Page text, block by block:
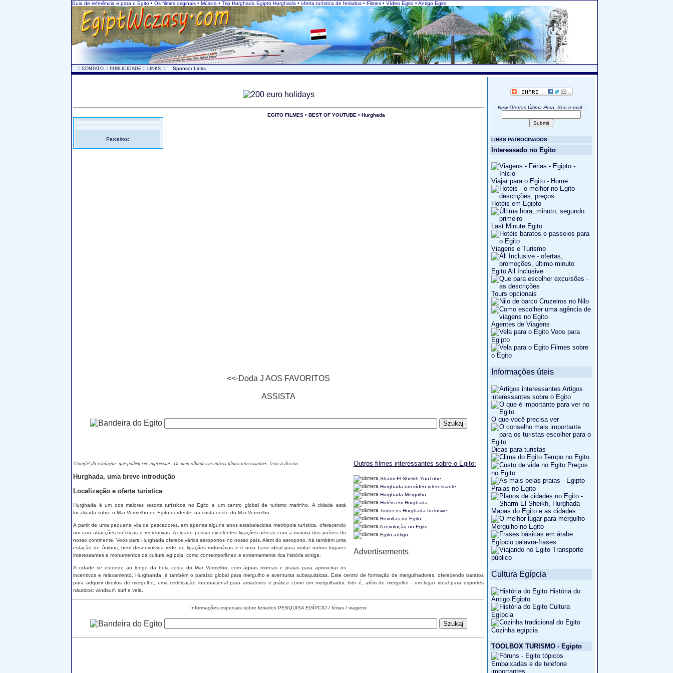
Guia de referência e para o Egito • Os filmes originais • Música • Trip Hurghada Egipto Hurghada • oferta turística de feriados • Filmes • Vídeo Egito • Antigo Egito
:: CONTATO :: PUBLICIDADE :: LINKS :: Sponsor Links
Parceiros:
EGITO FILMES • BEST OF YOUTUBE • Hurghada
<<-Doda J AOS FAVORITOS
ASSISTA
Outros filmes interessantes sobre o Egito:
Sharm-El-Sheikh YouTube
Hurghada um vídeo interessante
Hurghada Mergulho
Hotéis em Hurghada
Todos os Hurghada Inclusive
Revoltas no Egito
A revolução no Egito
Egito antigo
Advertisements
'Google' da tradução, que podem ser imprecisos. Dê uma olhada em outros filmes interessantes, lista à direita.
Hurghada, uma breve introdução
Localização e oferta turística
Hurghada é um dos maiores resorts turísticos no Egito e um centro global de turismo marinho. A cidade está
localizada sobre o Mar Vermelho no Egito nordeste, na costa oeste do Mar Vermelho.
A partir de uma pequena vila de pescadores, em apenas alguns anos estabelecidas metrópole turística, oferecendo
um raro atracções turísticas e recreativas. A cidade possui excelentes ligações aéreas com a maioria dos países do
nosso continente. Voos para Hurghada oferece vários aeroportos no nosso país. Além do aeroporto, há também uma
estação de ônibus, bem desenvolvida rede de ligações rodoviárias e é uma base ideal para visitar outros lugares
interessantes e monumentos da cultura egípcia, como contemporâneo e extremamente rica história antiga.
A cidade se estende ao longo da bela costa do Mar Vermelho, com águas mornas e praias para aproveitar os
incentivos e relaxamento, Hurghanda, é também o paraíso global para mergulho e aventuras subaquáticas. Este centro de formação de mergulhadores, oferecendo baratos
para adquirir direitos de mergulho, uma certificação internacional para amadores e prática como um mergulhador. Isto é, além de mergulho - um lugar ideal para esportes
náuticos: windsurf, surf e vela.
Informações especiais sobre feriados PESQUISA EGÍPCIO / férias / viagens
New Ofertas Última Hora. Seu e-mail :
LINKS PATROCINADOS
Interessado no Egito
Viajar para o Egito - Home
Hotéis em Egipto
Last Minute Egito
Viagens e Turismo
Egito All Inclusive
Tours opcionais
Cruzeiros no Nilo
Agentes de Viagens
Voos para
Egipto
Filmes sobre
o Egito
Informações úteis
Artigos
interessantes sobre o Egito
O que você precisa ver
Dicas para turistas
Tempo no Egito
Preços
no Egito
Praias no Egito
Mapas do Egito e as cidades
Mergulho no Egito
Egípcio palavra-frases
Transporte
público
Cultura Egípcia
História do
Antigo Egipto
Cultura
Egípcia
Cozinha egípcia
TOOLBOX TURISMO - Egipto
Embaixadas e de telefone
importantes